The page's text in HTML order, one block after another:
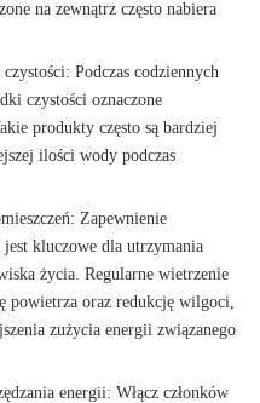
na zewnątrz często nabiera
Podczas codziennych
czystości oznaczone
produkty często są bardziej
ilości wody podczas
Zapewnienie
kluczowe dla utrzymania
życia. Regularne wietrzenie
powietrza oraz redukcję wilgoci,
zużycia energii związanego
energii: Włącz członków